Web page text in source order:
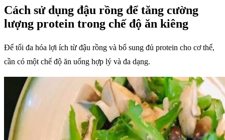
Cách sử dụng đậu rồng để tăng cường
lượng protein trong chế độ ăn kiêng
Để tối đa hóa lợi ích từ đậu rồng và bổ sung đủ protein cho cơ thể,
cần có một chế độ ăn uống hợp lý và đa dạng.